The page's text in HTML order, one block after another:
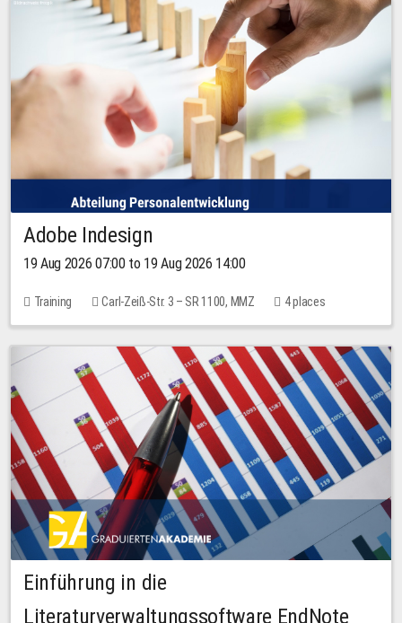
Adobe Indesign
19 Aug 2026 07:00 to 19 Aug 2026 14:00
Training Carl-Zeiß-Str. 3 – SR 1100, MMZ 4 places
Einführung in die
Literaturverwaltungssoftware EndNote